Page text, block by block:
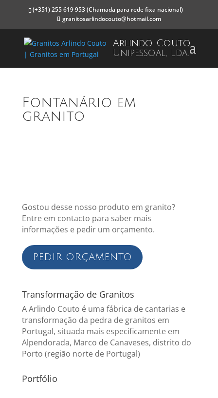
(+351) 255 619 953(Chamada para rede fixa nacional)
granitosarlindocouto@hotmail.com
Arlindo Couto
Unipessoal, Lda.
Fontanário em
granito
Gostou desse nosso produto em granito?
Entre em contacto para saber mais
informações e pedir um orçamento.
PEDIR ORÇAMENTO
Transformação de Granitos
A Arlindo Couto é uma fábrica de cantarias e
transformação da pedra de granitos em
Portugal, situada mais especificamente em
Alpendorada, Marco de Canaveses, distrito do
Porto (região norte de Portugal)
Portfólio